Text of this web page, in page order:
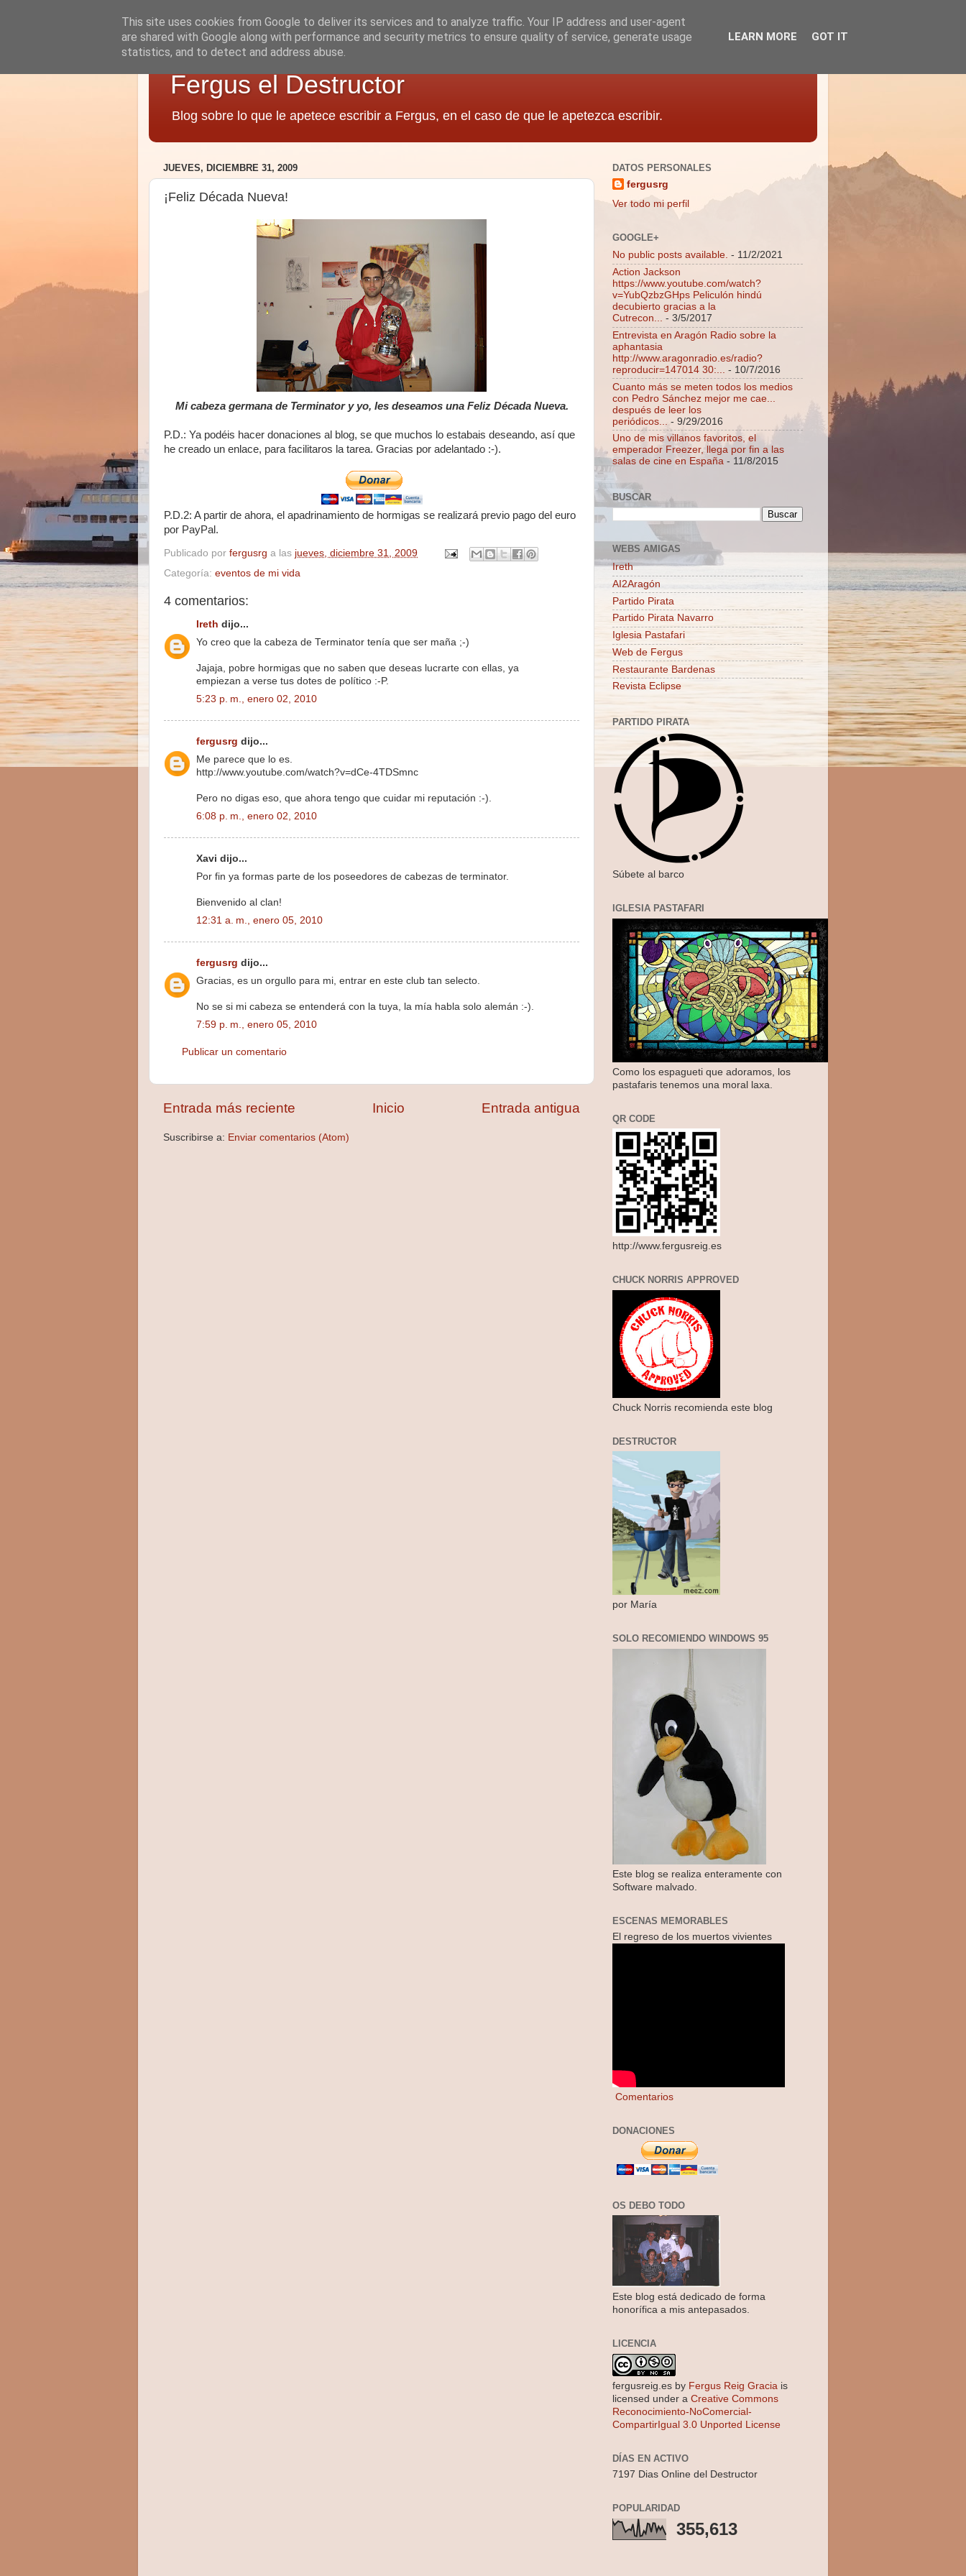
Fergus el Destructor
Blog sobre lo que le apetece escribir a Fergus, en el caso de que le apetezca escribir.
JUEVES, DICIEMBRE 31, 2009
¡Feliz Década Nueva!
Mi cabeza germana de Terminator y yo, les deseamos una Feliz Década Nueva.
P.D.: Ya podéis hacer donaciones al blog, se que muchos lo estabais deseando, así que
he creado un enlace, para facilitaros la tarea. Gracias por adelantado :-).
P.D.2: A partir de ahora, el apadrinamiento de hormigas se realizará previo pago del euro
por PayPal.
Publicado por fergusrg a las jueves, diciembre 31, 2009
Categoría: eventos de mi vida
4 comentarios:
Ireth dijo...
Yo creo que la cabeza de Terminator tenía que ser maña ;-)
Jajaja, pobre hormigas que no saben que deseas lucrarte con ellas, ya
empiezan a verse tus dotes de político :-P.
5:23 p. m., enero 02, 2010
fergusrg dijo...
Me parece que lo es.
http://www.youtube.com/watch?v=dCe-4TDSmnc
Pero no digas eso, que ahora tengo que cuidar mi reputación :-).
6:08 p. m., enero 02, 2010
Xavi dijo...
Por fin ya formas parte de los poseedores de cabezas de terminator.
Bienvenido al clan!
12:31 a. m., enero 05, 2010
fergusrg dijo...
Gracias, es un orgullo para mi, entrar en este club tan selecto.
No se si mi cabeza se entenderá con la tuya, la mía habla solo alemán :-).
7:59 p. m., enero 05, 2010
Publicar un comentario
Entrada más reciente Entrada antigua
Inicio
Suscribirse a: Enviar comentarios (Atom)
DATOS PERSONALES
fergusrg
Ver todo mi perfil
GOOGLE+
No public posts available. - 11/2/2021
Action Jackson
https://www.youtube.com/watch?
v=YubQzbzGHps Peliculón hindú
decubierto gracias a la
Cutrecon... - 3/5/2017
Entrevista en Aragón Radio sobre la
aphantasia
http://www.aragonradio.es/radio?
reproducir=147014 30:...
- 10/7/2016
Cuanto más se meten todos los medios
con Pedro Sánchez mejor me cae...
después de leer los
periódicos...
- 9/29/2016
Uno de mis villanos favoritos, el
emperador Freezer, llega por fin a las
salas de cine en España - 11/8/2015
BUSCAR
WEBS AMIGAS
Ireth
AI2Aragón
Partido Pirata
Partido Pirata Navarro
Iglesia Pastafari
Web de Fergus
Restaurante Bardenas
Revista Eclipse
PARTIDO PIRATA
Súbete al barco
IGLESIA PASTAFARI
Como los espagueti que adoramos, los
pastafaris tenemos una moral laxa.
QR CODE
http://www.fergusreig.es
CHUCK NORRIS APPROVED
Chuck Norris recomienda este blog
DESTRUCTOR
por María
SOLO RECOMIENDO WINDOWS 95
Este blog se realiza enteramente con
Software malvado.
ESCENAS MEMORABLES
El regreso de los muertos vivientes
Comentarios
DONACIONES
OS DEBO TODO
Este blog está dedicado de forma
honorífica a mis antepasados.
LICENCIA
fergusreig.es by Fergus Reig Gracia is
licensed under a Creative Commons
Reconocimiento-NoComercial-
CompartirIgual 3.0 Unported License
DÍAS EN ACTIVO
7197 Dias Online del Destructor
POPULARIDAD
355,613
This site uses cookies from Google to deliver its services and to analyze traffic. Your IP address and user-agent
are shared with Google along with performance and security metrics to ensure quality of service, generate usage
statistics, and to detect and address abuse.
LEARN MORE GOT IT